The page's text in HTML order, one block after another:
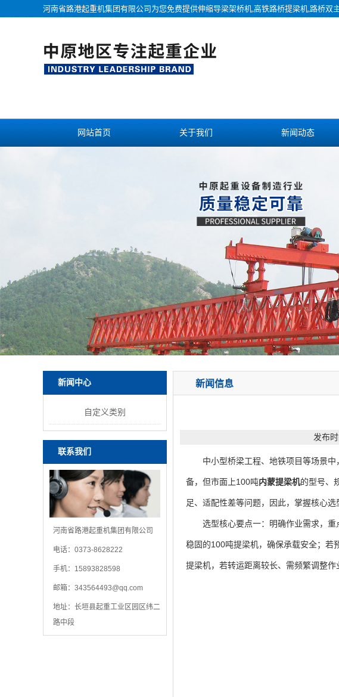
河南省路港起重机集团有限公司为您免费提供伸缩导梁架桥机,高铁路桥提梁机,路桥双
网站首页 关于我们 新闻动态
新闻中心
自定义类别
联系我们
河南省路港起重机集团有限公司
电话：0373-8628222
手机：15893828598
邮箱： 343564493@qq.com
地址：长垣县起重工业区园区纬二
路中段
新闻信息
发布
中小型桥梁工程、地铁项目等场景中
备，但市面上100吨内蒙提梁机的型号、
足、适配性差等问题，因此，掌握核心
选型核心要点一：明确作业需求，重
稳固的100吨提梁机，确保承载安全；若
提梁机，若转运距离较长、需频繁调整作